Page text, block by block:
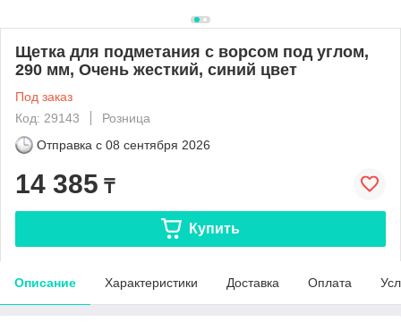
Щетка для подметания с ворсом под углом,
290 мм, Очень жесткий, синий цвет
Под заказ
Код: 29143
Розница
Отправка с 08 сентября 2026
14 385 ₸
Купить
Описание Характеристики Доставка Оплата